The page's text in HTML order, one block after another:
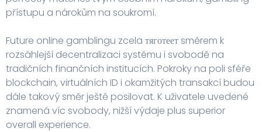
přístupu a nárokům na soukromí.
Future online gamblingu zcela тяготеет směrem k
rozsáhlejší decentralizaci systému i svobodě na
tradičních finančních institucích. Pokroky na poli sféře
blockchain, virtuálních ID i okamžitých transakcí budou
dále takový směr ještě posilovat. K uživatele uvedené
znamená víc svobody, nižší výdaje plus superior
overall experience.